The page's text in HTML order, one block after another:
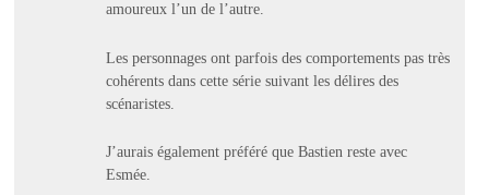
amoureux l’un de l’autre.
Les personnages ont parfois des comportements pas très
cohérents dans cette série suivant les délires des
scénaristes.
J’aurais également préféré que Bastien reste avec
Esmée.